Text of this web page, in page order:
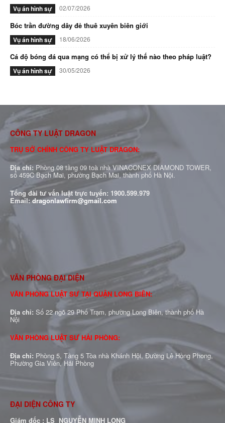
Vụ án hình sự 02/07/2026
Bóc trần đường dây đẻ thuê xuyên biên giới
Vụ án hình sự 18/06/2026
Cá độ bóng đá qua mạng có thể bị xử lý thế nào theo pháp luật?
Vụ án hình sự 30/05/2026
CÔNG TY LUẬT DRAGON
TRỤ SỞ CHÍNH CÔNG TY LUẬT DRAGON:
Địa chỉ: Phòng 08 tầng 09 toà nhà VINACONEX DIAMOND TOWER,
số 459C Bạch Mai, phường Bạch Mai, thành phố Hà Nội.
Tổng đài tư vấn luật trực tuyến: 1900.599.979
Email:dragonlawfirm@gmail.com
VĂN PHÒNG ĐẠI DIỆN
VĂN PHÒNG LUẬT SƯ TẠI QUẬN LONG BIÊN:
Địa chỉ: Số 22 ngõ 29 Phố Trạm, phường Long Biên, thành phố Hà
Nội
VĂN PHÒNG LUẬT SƯ HẢI PHÒNG:
Địa chỉ: Phòng 5, Tầng 5 Tòa nhà Khánh Hội, Đường Lê Hồng Phong,
Phường Gia Viên, Hải Phòng
ĐẠI DIỆN CÔNG TY
Giám đốc : LS NGUYỄN MINH LONG